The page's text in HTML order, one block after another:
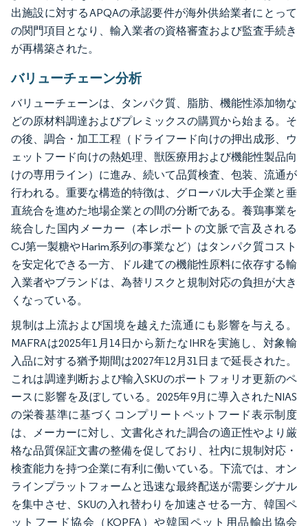
出施設に対するAPQAの承認要件が海外供給業者にとって
の関門項目となり、輸入業者の資格審査および監査手続き
が再構築された。
バリューチェーン分析
バリューチェーンは、タンパク質、脂肪、機能性添加物な
どの原材料調達およびプレミックスの購買から始まる。そ
の後、調合・加工工程（ドライフード向けの押出成形、ウ
ェットフード向けの熱処理、獣医療用および機能性製品向
けの専用ライン）に進み、続いて品質検査、包装、流通が
行われる。重要な構造的特徴は、グローバル大手企業と垂
直統合を進めた地場企業との間の分断である。養鶏事業を
統合した国内メーカー（本レポートの文脈で言及される
CJ第一製糖やHarim系列の事業など）はタンパク質コスト
を安定化できる一方、ドル建ての機能性原料に依存する輸
入業者やブランドは、為替リスクと規制対応の負担が大き
くなっている。
規制は上流および国境を越えた流通にも影響を与える。
MAFRAは2025年1月14日から新たなIHRを実施し、対象輸
入品に対する猶予期間は2027年12月31日まで延長された。
これは調達判断および輸入SKUのポートフォリオ更新のペ
ースに影響を及ぼしている。2025年9月に導入されたNIAS
の栄養基準に基づくコンプリートペットフード表示制度
は、メーカーに対し、文書化された調合の適正性やより厳
格な品質保証文書の整備を促しており、社内に規制対応・
検査能力を持つ企業に有利に働いている。下流では、オン
ラインプラットフォームと迅速な最終配送が需要シグナル
を集中させ、SKUの入れ替わりを加速させる一方、韓国ペ
ットフード協会（KOPFA）や韓国ペット用品輸出協会